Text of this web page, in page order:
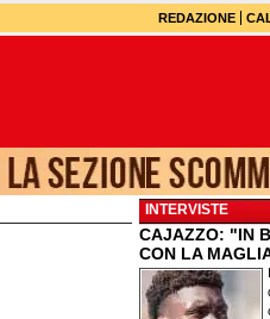
REDAZIONE
INTERVISTE
CAJAZZO: "IN
CON LA